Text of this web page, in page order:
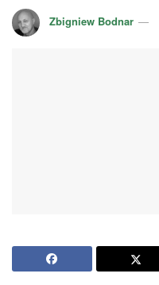
Zbigniew Bodnar